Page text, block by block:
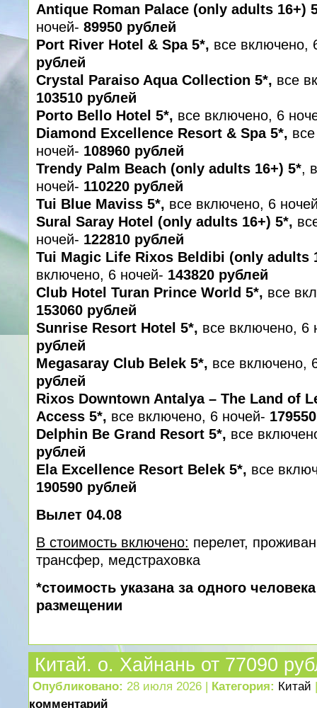
Antique Roman Palace (only adults 16+)
ночей- 89950 рублей
Port River Hotel & Spa 5*, все включено,
рублей
Crystal Paraiso Aqua Collection 5*, все
103510 рублей
Porto Bello Hotel 5*, все включено, 6
Diamond Excellence Resort & Spa 5*,
ночей- 108960 рублей
Trendy Palm Beach (only adults 16+) 5*,
ночей- 110220 рублей
Tui Blue Maviss 5*, все включено, 6
Sural Saray Hotel (only adults 16+) 5*,
ночей- 122810 рублей
Tui Magic Life Rixos Beldibi (only adults
включено, 6 ночей- 143820 рублей
Club Hotel Turan Prince World 5*, все
153060 рублей
Sunrise Resort Hotel 5*, все включено, 6
рублей
Megasaray Club Belek 5*, все включено,
рублей
Rixos Downtown Antalya – The Land of
Access 5*, все включено, 6 ночей-
Delphin Be Grand Resort 5*, все
рублей
Ela Excellence Resort Belek 5*, все
190590 рублей
Вылет 04.08
В стоимость включено: перелет,
трансфер, медcтраховка
*стоимость указана за одного
размещении
Китай. о. Хайнань от 77090
Опубликовано: 28 июля 2026 | Категория: Китай
комментарий